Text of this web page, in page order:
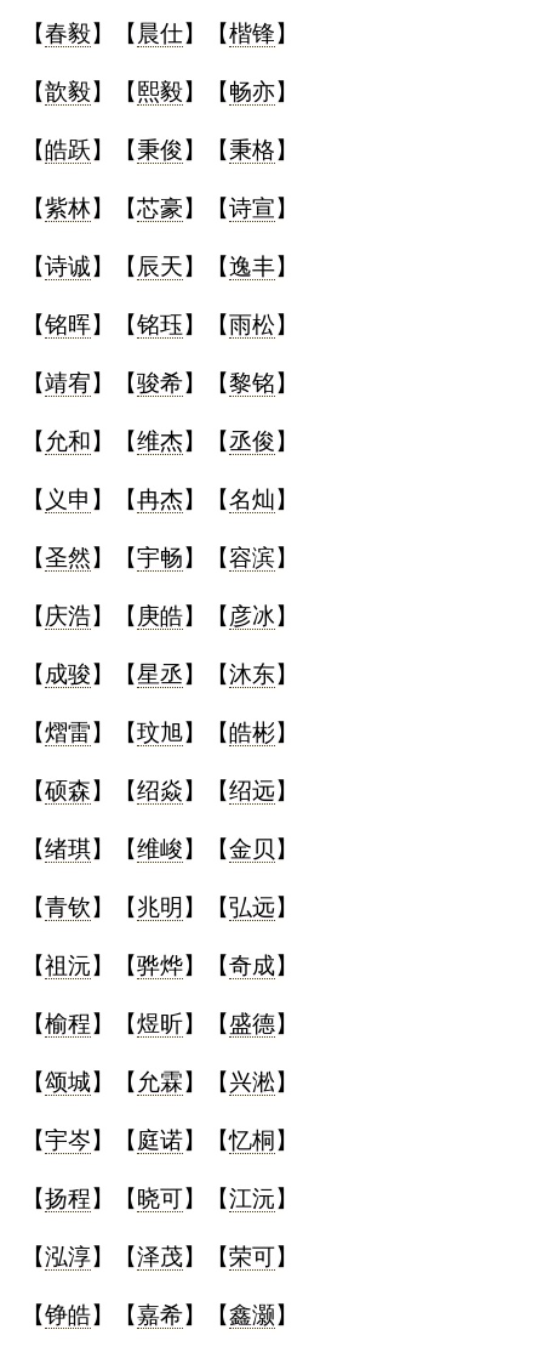
【春毅】【 晨仕】【楷锋】
【歆毅】【熙毅】【畅亦】
【皓跃】【秉俊 】【秉格】
【紫林】【芯豪】【诗宣】
【诗诚】【 辰天】【逸丰】
【铭晖】【铭珏】【雨松】
【靖宥】【骏希】【黎铭】
【 允和】【维杰】【丞俊 】
【 义申 】【冉杰】【名灿】
【圣然】【宇畅】【容滨】
【庆浩】【 庚皓】【 彦冰】
【 成骏】【星丞】【沐东】
【熠雷】【玟旭】【皓彬】
【硕森】【绍焱】【绍远】
【绪琪】【维峻】【金贝 】
【青钦】【兆明 】【弘远】
【祖沅】【骅烨】【奇成】
【榆程】【煜昕】【盛德】
【颂城】【 允霖】【兴淞】
【宇岑】【 庭诺】【忆桐 】
【扬程】【 晓可】【江沅】
【泓淳】【泽茂】【荣可】
【铮皓】【嘉希】【鑫灏】